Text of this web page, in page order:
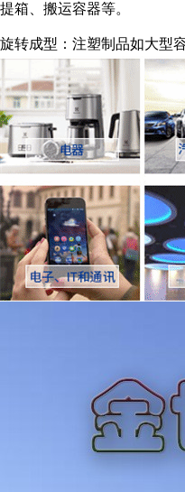
提箱、搬运容器等。
旋转成型：注塑制品如大型